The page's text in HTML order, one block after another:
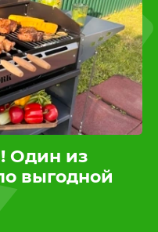
Один из
выгодной